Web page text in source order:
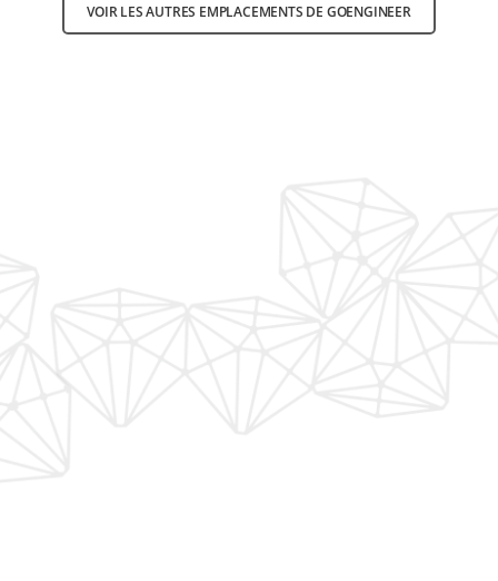
VOIR LES AUTRES EMPLACEMENTS DE GOENGINEER